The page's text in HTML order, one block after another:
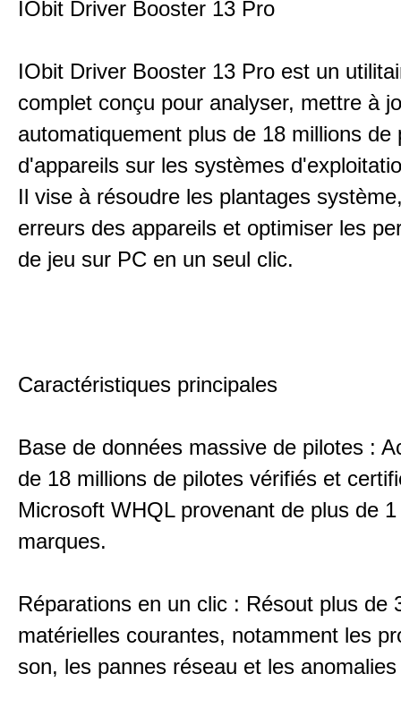
IObit Driver Booster 13 Pro
IObit Driver Booster 13 Pro est un
complet conçu pour analyser, mettre à
automatiquement plus de 18 millions de
d'appareils sur les systèmes
Il vise à résoudre les plantages
erreurs des appareils et optimiser les
de jeu sur PC en un seul clic.
Caractéristiques principales
Base de données massive de pilotes :
de 18 millions de pilotes vérifiés et
Microsoft WHQL provenant de plus de
marques.
Réparations en un clic : Résout plus de
matérielles courantes, notamment les
son, les pannes réseau et les